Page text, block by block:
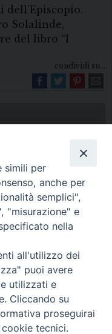
dell’Episcopio.
Solalinde,
del libro “I
condividi su...
Venosa
(PZ) •
della Diocesi:
simili per
anche per
semplici",
"misurazione" e
nella
all'utilizzo dei
puoi avere
utilizzati e
Cliccando su
proseguirai
tecnici.